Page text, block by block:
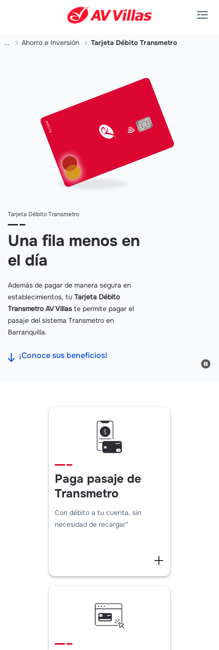
Saltar al contenido principal
... Ahorro e Inversión Tarjeta Débito Transmetro
Tarjeta Débito Transmetro
Una fila menos en
el día
Además de pagar de manera segura en
establecimientos, tu Tarjeta Débito
Transmetro AV Villas te permite pagar el
pasaje del sistema Transmetro en
Barranquilla.
¡Conoce sus beneficios!
Paga pasaje de
Transmetro
Con débito a tu cuenta, sin
necesidad de recargar*